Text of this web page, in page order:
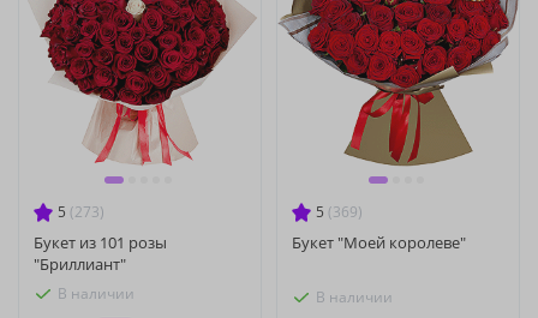
5 (273)
Букет из 101 розы
"Бриллиант"
В наличии
5 (369)
Букет "Моей королеве"
В наличии